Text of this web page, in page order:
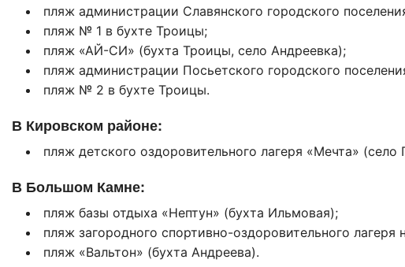
пляж администрации Славянского городского
пляж № 1 в бухте Троицы;
пляж «АЙ-СИ» (бухта Троицы, село Андреевка);
пляж администрации Посьетского городского
пляж № 2 в бухте Троицы.
В Кировском районе:
пляж детского оздоровительного лагеря «Мечта»
В Большом Камне:
пляж базы отдыха «Нептун» (бухта Ильмовая);
пляж загородного спортивно-оздоровительного
пляж «Вальтон» (бухта Андреева).